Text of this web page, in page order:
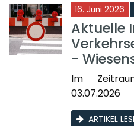
16. Juni 2026
Aktuelle
-
Im
03.07.2026
ARTIKEL